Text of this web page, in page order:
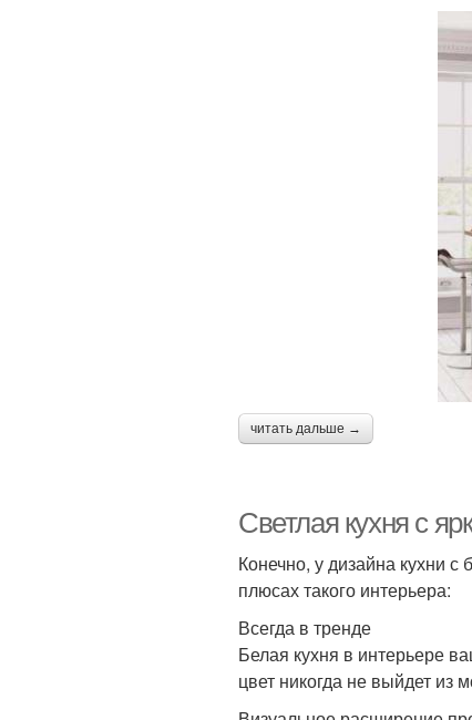
читать дальше →
Светлая кухня с
Конечно, у дизайна кухни
плюсах такого интерьера:
Всегда в тренде
Белая кухня в интерьере
цвет никогда не выйдет из